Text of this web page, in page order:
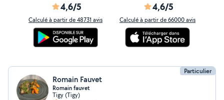
4,6/5
Calculé à partir de 48731 avis
4,6/5
Calculé à partir de 66000 avis
Particulier
Romain Fauvet
Romain fauvet
Tigy (Tigy)